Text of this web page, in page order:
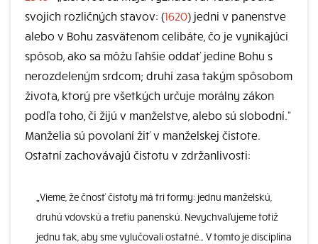
svojich rozličných stavov: (1620) jedni v panenstve
alebo v Bohu zasvätenom celibáte, čo je vynikajúci
spôsob, ako sa môžu ľahšie oddať jedine Bohu s
nerozdeleným srdcom; druhí zasa takým spôsobom
života, ktorý pre všetkých určuje morálny zákon
podľa toho, či žijú v manželstve, alebo sú slobodní.“
Manželia sú povolaní žiť v manželskej čistote.
Ostatní zachovávajú čistotu v zdržanlivosti:
„Vieme, že čnosť čistoty má tri formy: jednu manželskú,
druhú vdovskú a tretiu panenskú. Nevychvaľujeme totiž
jednu tak, aby sme vylučovali ostatné… V tomto je disciplína